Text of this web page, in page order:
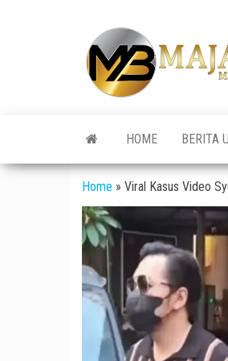
HOME BERITA
Home » Viral Kasus Video